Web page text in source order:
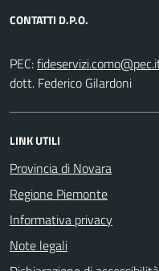
CONTATTI D.P.O.
PEC:
dott. Federico Gilardoni
LINK UTILI
Provincia di Novara
Regione Piemonte
Informativa privacy
Note legali